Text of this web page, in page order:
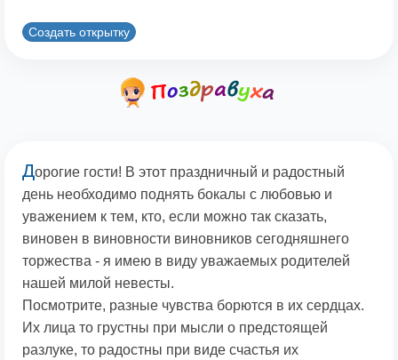
Создать открытку
Дорогие гости! В этот праздничный и радостный
день необходимо поднять бокалы с любовью и
уважением к тем, кто, если можно так сказать,
виновен в виновности виновников сегодняшнего
торжества - я имею в виду уважаемых родителей
нашей милой невесты.
Посмотрите, разные чувства борются в их сердцах.
Их лица то грустны при мысли о предстоящей
разлуке, то радостны при виде счастья их